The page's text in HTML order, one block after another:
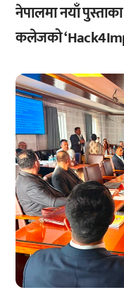
नेपालमा नयाँ
कलेजको